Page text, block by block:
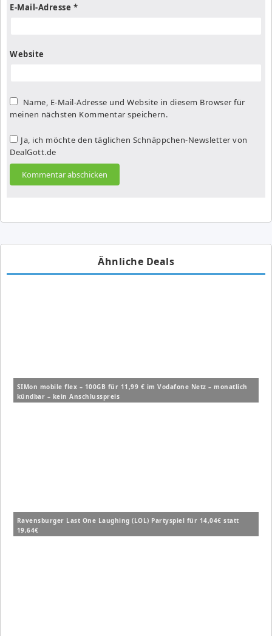
E-Mail-Adresse *
Website
Name, E-Mail-Adresse und Website in diesem Browser für
meinen nächsten Kommentar speichern.
Ja, ich möchte den täglichen Schnäppchen-Newsletter von
DealGott.de
Ähnliche Deals
SIMon mobile flex – 100GB für 11,99 € im Vodafone Netz – monatlich
kündbar – kein Anschlusspreis
Ravensburger Last One Laughing (LOL) Partyspiel für 14,04€ statt
19,64€